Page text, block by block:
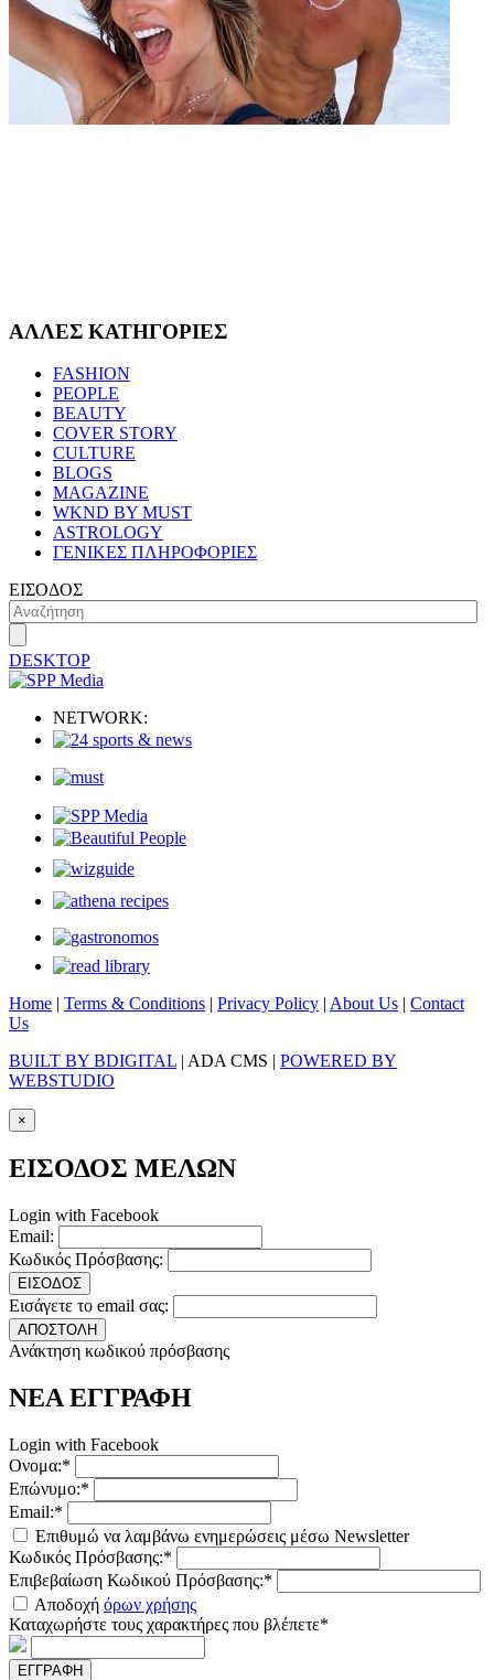
ΑΛΛΕΣ ΚΑΤΗΓΟΡΙΕΣ
FASHION
PEOPLE
BEAUTY
COVER STORY
CULTURE
BLOGS
MAGAZINE
WKND BY MUST
ASTROLOGY
ΓΕΝΙΚΕΣ ΠΛΗΡΟΦΟΡΙΕΣ
ΕΙΣΟΔΟΣ
DESKTOP
NETWORK:
Home | Terms & Conditions | Privacy Policy | About Us | Contact
Us
BUILT BY BDIGITAL | ADA CMS | POWERED BY
WEBSTUDIO
×
ΕΙΣΟΔΟΣ ΜΕΛΩΝ
Login with Facebook
Email:
Κωδικός Πρόσβασης:
ΕΙΣΟΔΟΣ
Εισάγετε το email σας:
ΑΠΟΣΤΟΛΗ
Ανάκτηση κωδικού πρόσβασης
ΝΕΑ ΕΓΓΡΑΦΗ
Login with Facebook
Ονομα:*
Επώνυμο:*
Email:*
Επιθυμώ να λαμβάνω ενημερώσεις μέσω Newsletter
Κωδικός Πρόσβασης:*
Επιβεβαίωση Κωδικού Πρόσβασης:*
Αποδοχή όρων χρήσης
Καταχωρήστε τους χαρακτήρες που βλέπετε*
ΕΓΓΡΑΦΗ